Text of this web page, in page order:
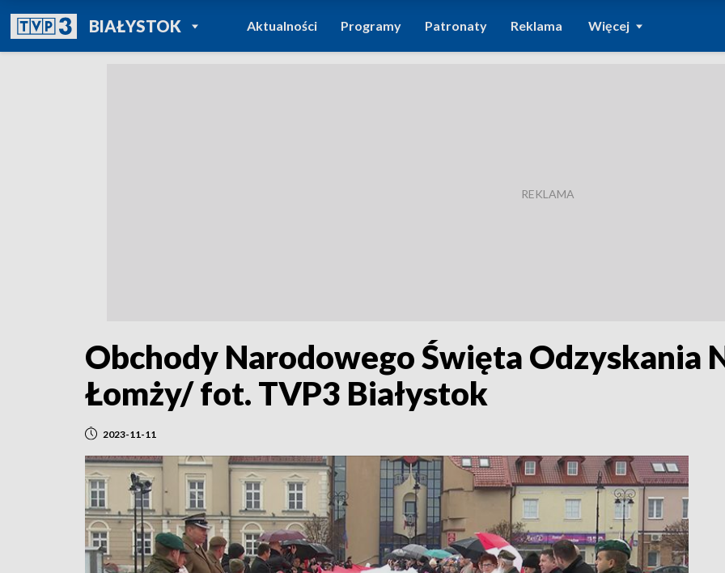
BIAŁYSTOKPOWRÓT DO
TVP REGIONY
Aktualności Programy Patronaty Reklama Więcej
Obchody Narodowego Święta Odzyskania
Łomży/ fot. TVP3 Białystok
2023-11-11